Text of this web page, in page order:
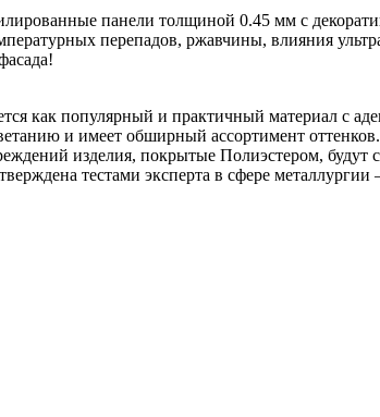
панели толщиной 0.45 мм с
перепадов, ржавчины, влияния
как популярный и практичный материал с
и имеет обширный ассортимент
изделия, покрытые Полиэстером, будут
тестами эксперта в сфере